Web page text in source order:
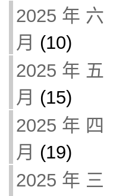
2025 年 六
月 (10)
2025 年 五
月 (15)
2025 年 四
月 (19)
2025 年 三